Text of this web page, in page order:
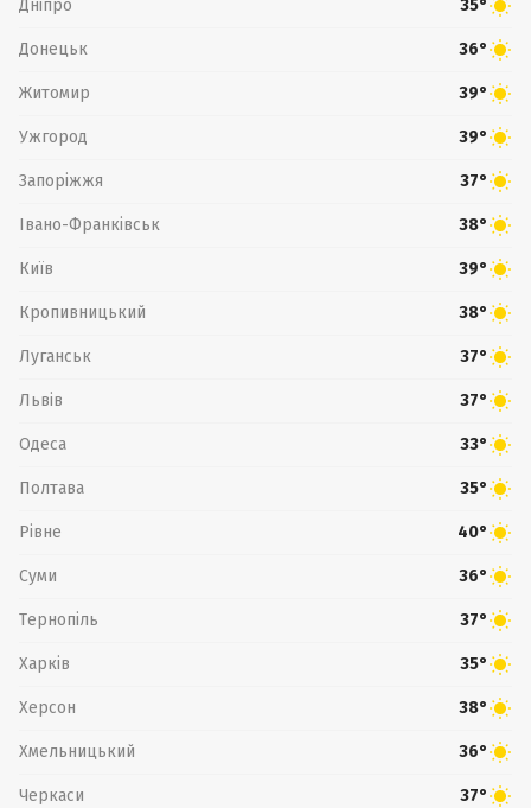
Дніпро 35°
Донецьк 36°
Житомир 39°
Ужгород 39°
Запоріжжя 37°
Івано-Франківськ 38°
Київ 39°
Кропивницький 38°
Луганськ 37°
Львів 37°
Одеса 33°
Полтава 35°
Рівне 40°
Суми 36°
Тернопіль 37°
Харків 35°
Херсон 38°
Хмельницький 36°
Черкаси 37°